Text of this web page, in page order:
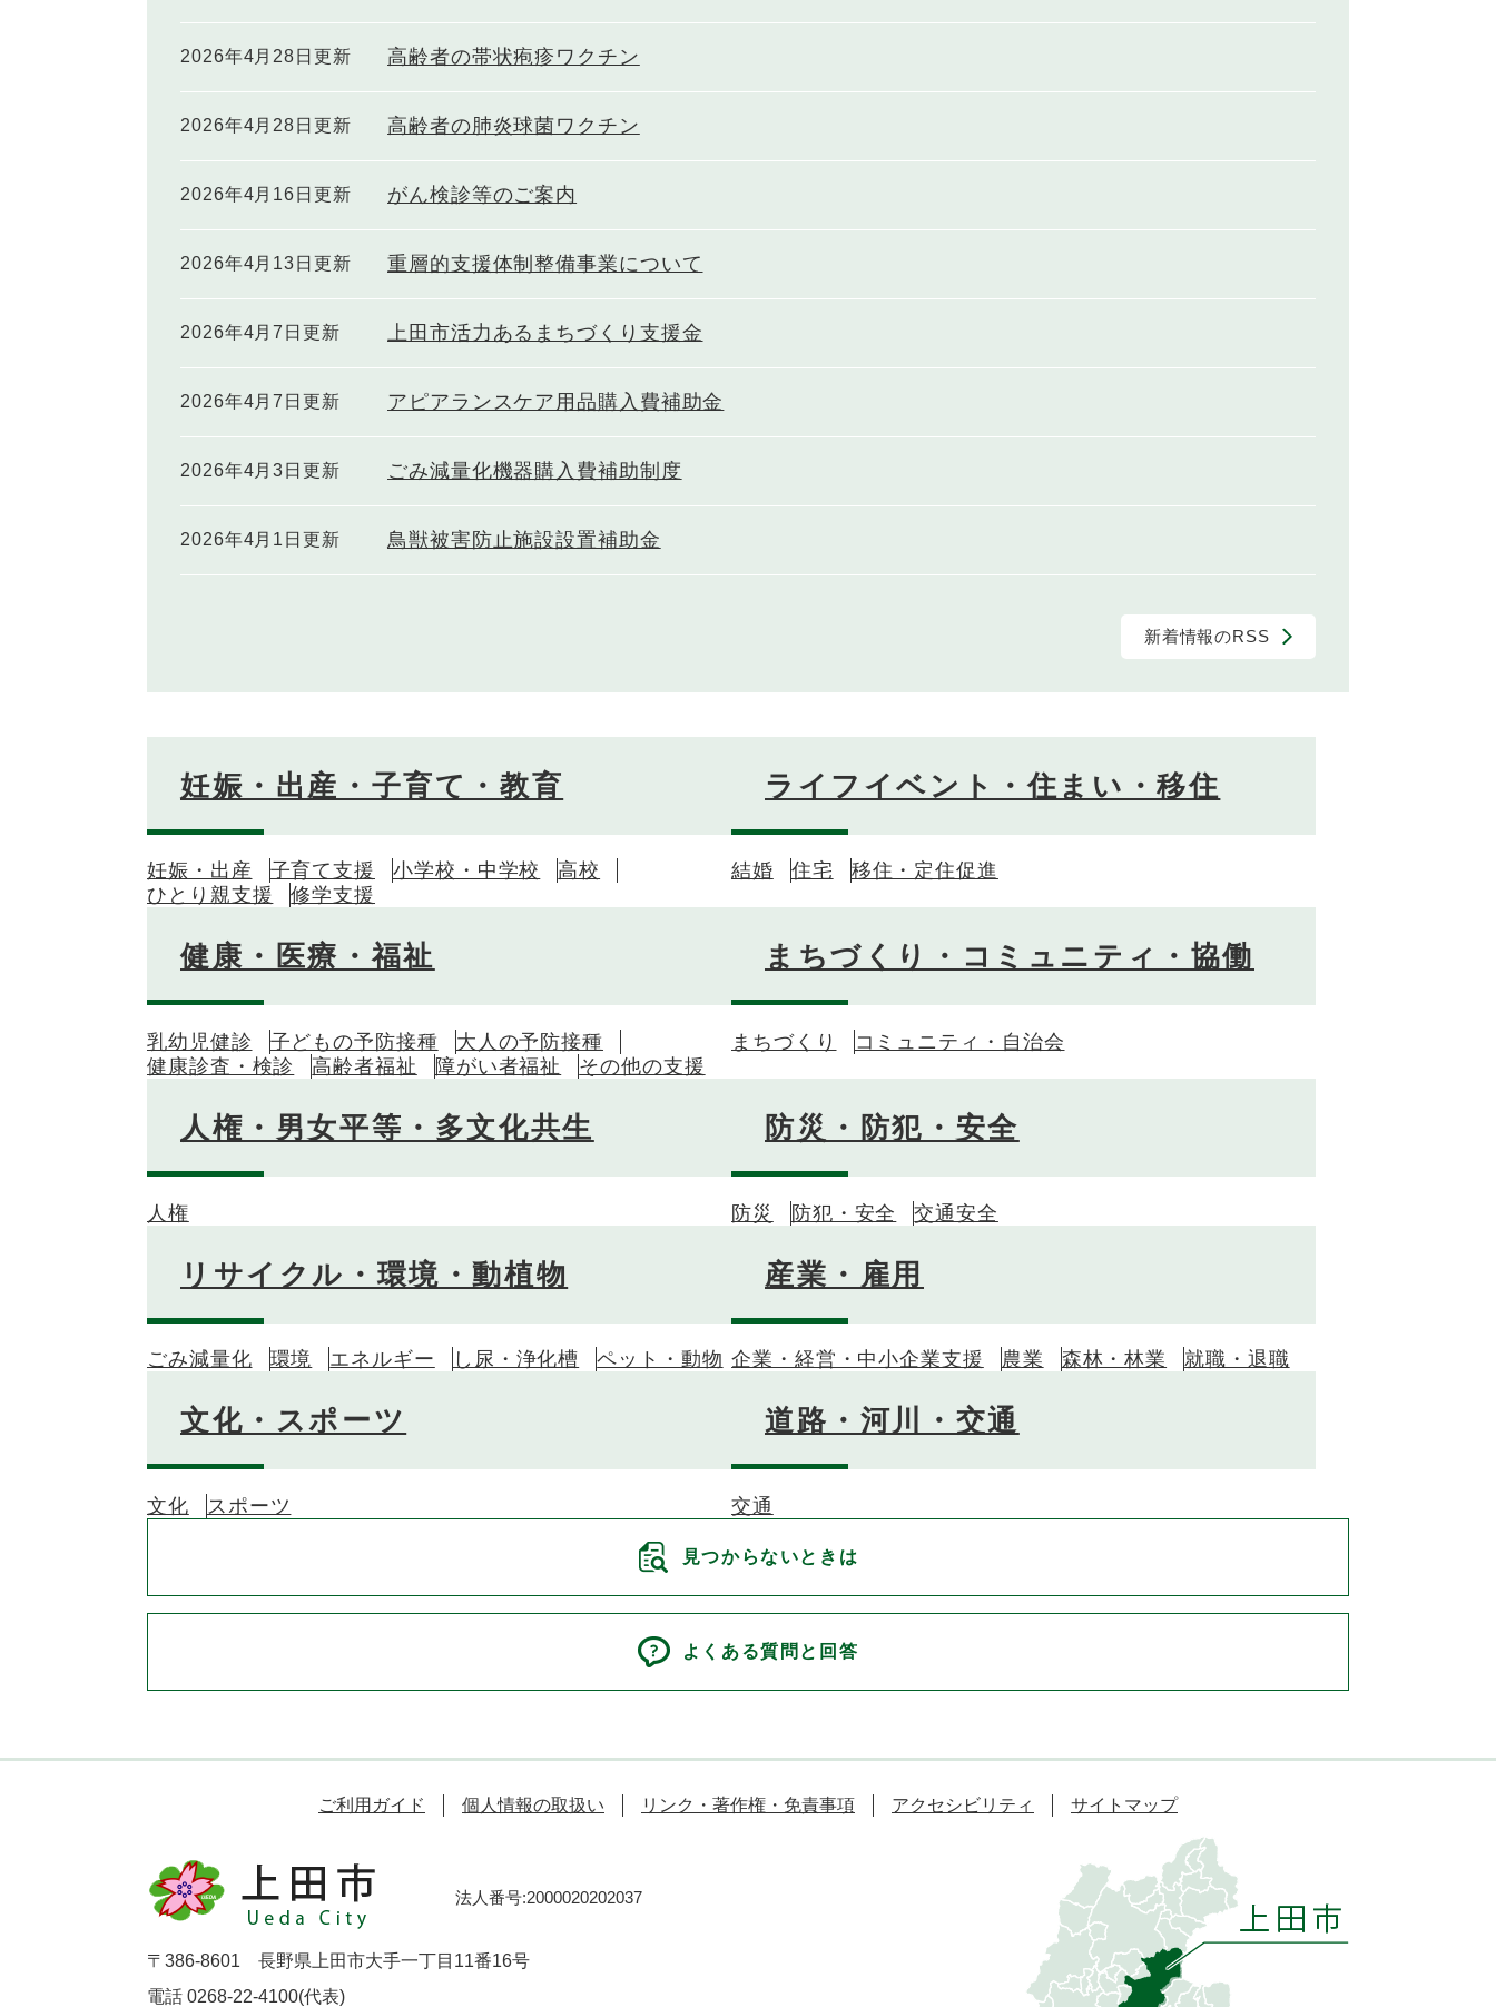
2026年4月28日更新 高齢者の帯状疱疹ワクチン
2026年4月28日更新 高齢者の肺炎球菌ワクチン
2026年4月16日更新 がん検診等のご案内
2026年4月13日更新 重層的支援体制整備事業について
2026年4月7日更新 上田市活力あるまちづくり支援金
2026年4月7日更新 アピアランスケア用品購入費補助金
2026年4月3日更新 ごみ減量化機器購入費補助制度
2026年4月1日更新 鳥獣被害防止施設設置補助金
新着情報のRSS
妊娠・出産・子育て・教育
妊娠・出産 子育て支援 小学校・中学校
高校
ひとり親支援
修学支援
ライフイベント・住まい・移住
結婚 住宅 移住・定住促進
健康・医療・福祉
乳幼児健診 子どもの予防接種
大人の予防接種
健康診査・検診
高齢者福祉 障がい者福祉 その他の支援
まちづくり・コミュニティ・協働
まちづくり コミュニティ・自治会
人権・男女平等・多文化共生
人権
防災・防犯・安全
防災 防犯・安全 交通安全
リサイクル・環境・動植物
ごみ減量化 環境 エネルギー し尿・浄化槽 ペット・動物
産業・雇用
企業・経営・中小企業支援 農業 森林・林業 就職・退職
文化・スポーツ
文化 スポーツ
道路・河川・交通
交通
見つからないときは
よくある質問と回答
ご利用ガイド 個人情報の取扱い リンク・著作権・免責事項 アクセシビリティ サイトマップ
法人番号:2000020202037
〒386-8601 長野県上田市大手一丁目11番16号
電話 0268-22-4100(代表)